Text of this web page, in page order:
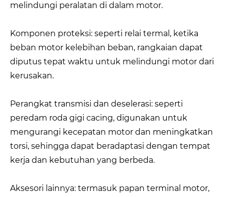
melindungi peralatan di dalam motor.
Komponen proteksi: seperti relai termal, ketika
beban motor kelebihan beban, rangkaian dapat
diputus tepat waktu untuk melindungi motor dari
kerusakan.
Perangkat transmisi dan deselerasi: seperti
peredam roda gigi cacing, digunakan untuk
mengurangi kecepatan motor dan meningkatkan
torsi, sehingga dapat beradaptasi dengan tempat
kerja dan kebutuhan yang berbeda.
Aksesori lainnya: termasuk papan terminal motor,